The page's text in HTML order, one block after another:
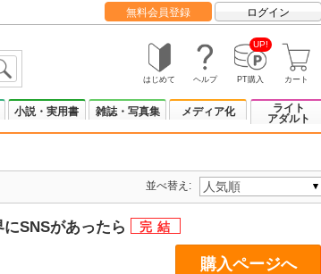
無料会員登録 ログイン
はじめて ヘルプ
UP!
PT購入 カート
小説・実用書 雑誌・写真集 メディア化
ライト
アダルト
並べ替え:
SNSがあったら
購入ページへ